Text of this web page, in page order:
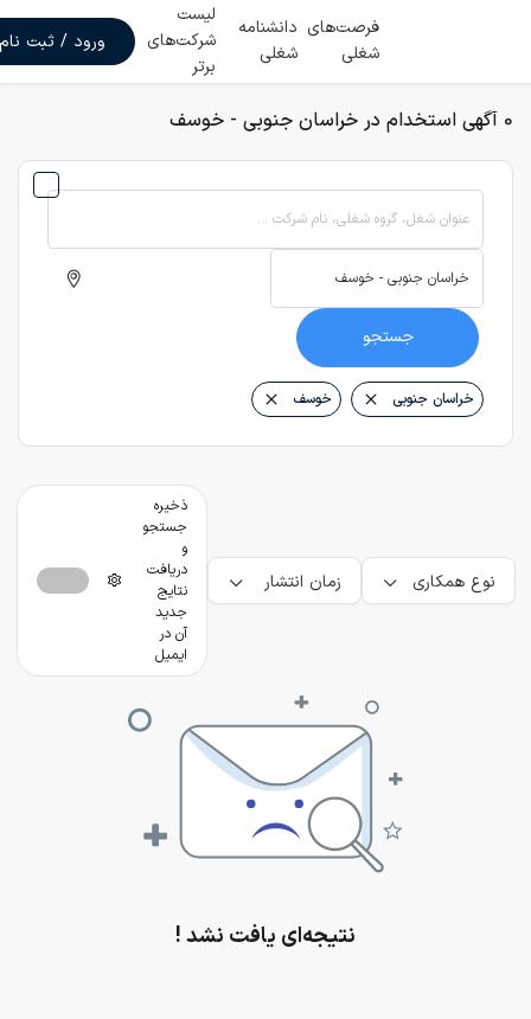
فرصت‌های
شغلی
دانشنامه
شغلی
لیست
شرکت‌های
برتر
ورود / ثبت نام
0 آگهی استخدام در خراسان جنوبی - خوسف
عنوان شغل، گروه شغلی، نام شرکت ...
جستجو
خراسان جنوبی خوسف
نوع همکاری زمان انتشار
ذخیره
جستجو
و
دریافت
نتایج
جدید
آن در
ایمیل
نتیجه‌ای یافت نشد !